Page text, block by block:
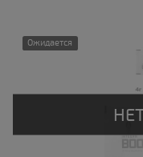
Ожидается